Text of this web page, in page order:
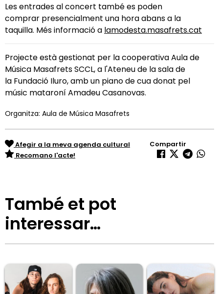
Les entrades alconcert també es poden
comprar presencialment una horaabansa la
taquilla. Mésinformacióa lamodesta.masafrets.cat
Projecteestàgestionat per la cooperativa Aula de
Música MasafretsSCCL, a l'Ateneude la sala de
la Fundació Iluro,ambun piano de cua donat pel
músic mataroní Amadeu Casanovas.
Organitza: Aula de Música Masafrets
Afegir a la meva agenda cultural
Recomano l'acte!
Compartir
També et pot
interessar…